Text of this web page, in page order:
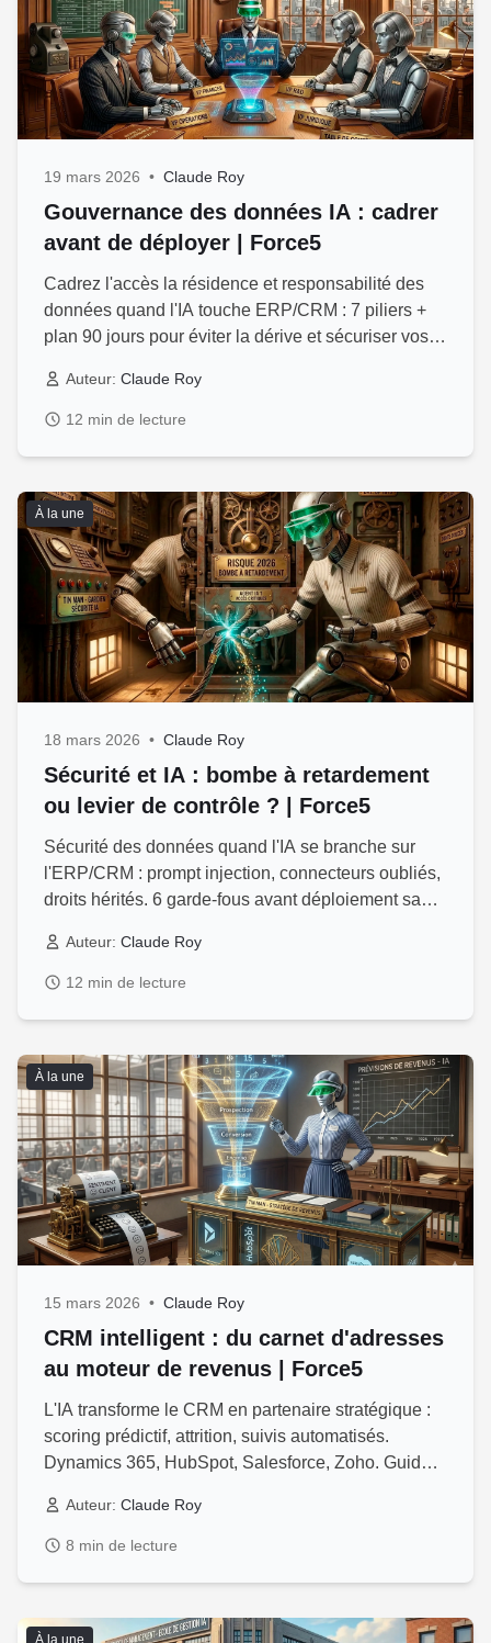
19 mars 2026 • Claude Roy
Gouvernance des données IA : cadrer
avant de déployer | Force5
Cadrez l'accès la résidence et responsabilité des
données quand l'IA touche ERP/CRM : 7 piliers +
plan 90 jours pour éviter la dérive et sécuriser vos
Auteur: Claude Roy
12 min de lecture
À la une
18 mars 2026 • Claude Roy
Sécurité et IA : bombe à retardement
ou levier de contrôle ? | Force5
Sécurité des données quand l'IA se branche sur
l'ERP/CRM : prompt injection, connecteurs oubliés,
droits hérités. 6 garde-fous avant déploiement sans
Auteur: Claude Roy
12 min de lecture
À la une
15 mars 2026 • Claude Roy
CRM intelligent : du carnet d'adresses
au moteur de revenus | Force5
L'IA transforme le CRM en partenaire stratégique :
scoring prédictif, attrition, suivis automatisés.
Dynamics 365, HubSpot, Salesforce, Zoho. Guide
Auteur: Claude Roy
8 min de lecture
À la une